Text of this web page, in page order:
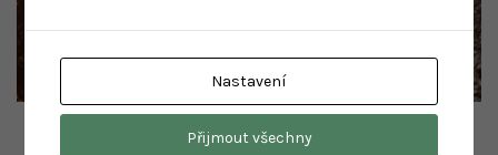
Oblečení(16)
Nastavení
Přijmout všechny